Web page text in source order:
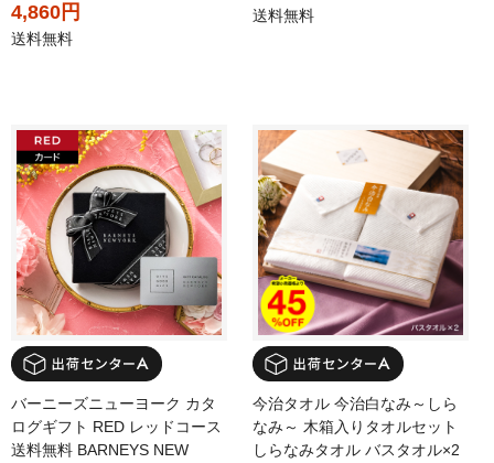
4,860円
送料無料
送料無料
バーニーズニューヨーク カタ
ログギフト RED レッドコース
送料無料 BARNEYS NEW
今治タオル 今治白なみ～しら
なみ～ 木箱入りタオルセット
しらなみタオル バスタオル×2